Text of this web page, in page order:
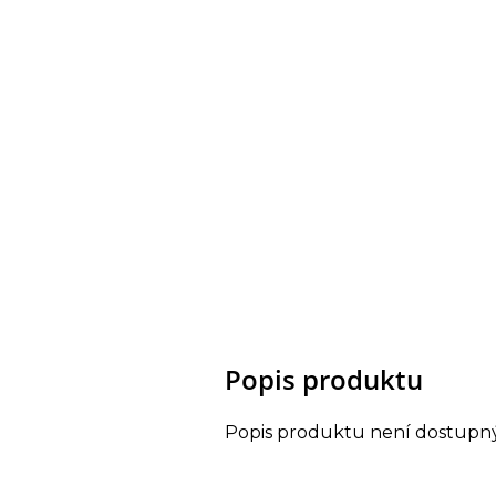
Popis produktu
Popis produktu není